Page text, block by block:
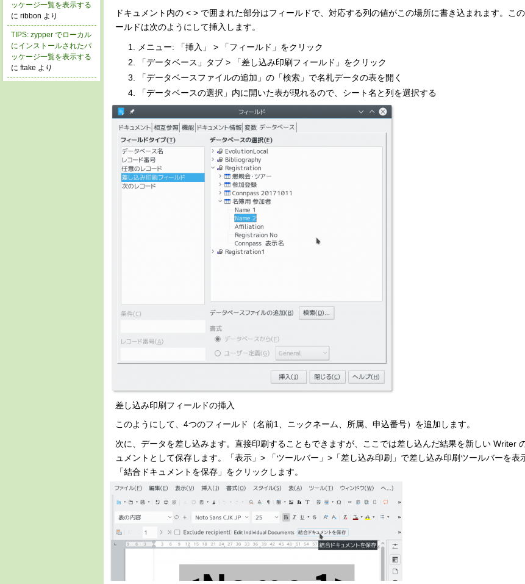
ドキュメント内の < > で囲まれた部分はフィールドで、対応する列の値がこの場所に書き込まれます。こ
ールドは次のようにして挿入します。
メニュー: 「挿入」 > 「フィールド」をクリック
「データベース」タブ > 「差し込み印刷フィールド」をクリック
「データベースファイルの追加」の「検索」で名札データの表を開く
「データベースの選択」内に開いた表が現れるので、シート名と列を選択する
差し込み印刷フィールドの挿入
このようにして、4つのフィールド（名前1、ニックネーム、所属、申込番号）を追加します。
次に、データを差し込みます。直接印刷することもできますが、ここでは差し込んだ結果を新しい Writer
ュメントとして保存します。「表示」> 「ツールバー」>「差し込み印刷」で差し込み印刷ツールバーを表
「結合ドキュメントを保存」をクリックします。
ッケージ一覧を表示する
に ribbon より
TIPS: zypper でローカル
にインストールされたパ
ッケージ一覧を表示する
に ftake より